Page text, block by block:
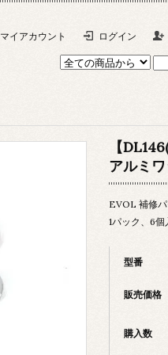
マイアカウント ログイン
【
アルミ
EVOL 補修
1パック、6個
型番
販売価格
購入数